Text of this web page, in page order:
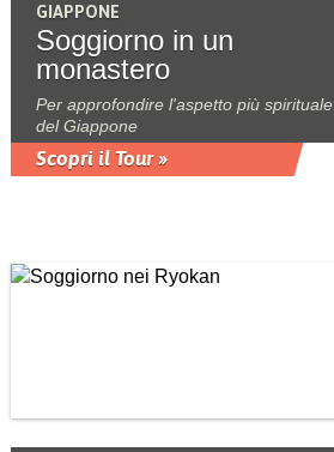
GIAPPONE
Soggiorno in un
monastero
Per approfondire l'aspetto più spirituale
del Giappone
Scopri il Tour »